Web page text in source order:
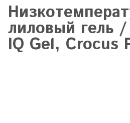
лиловый гель
IQ Gel, Crocus